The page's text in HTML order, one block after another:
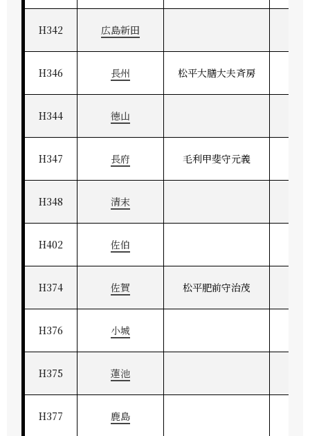
H342 広島新田
H346 長州 松平大膳大夫斉房
H344 徳山
H347 長府 毛利甲斐守元義
H348 清末
H402 佐伯
H374 佐賀 松平肥前守治茂
H376 小城
H375 蓮池
H377 鹿島